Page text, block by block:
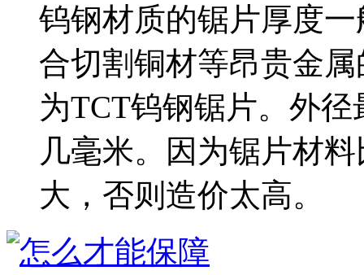
钨钢材质的锯片厚度
合切割铜材等昂贵金
为TCT钨钢锯片。外
几毫米。因为锯片材
大，否则造价太高。